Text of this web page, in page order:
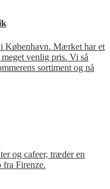
København. Mærket har et
venlig pris. Vi så
sortiment og nå
og cafeer, træder en
fra Firenze.